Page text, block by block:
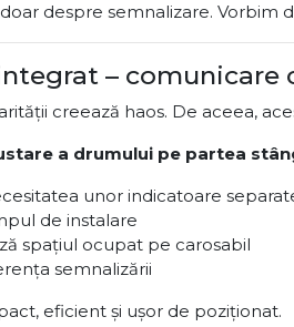
despre semnalizare. Vorbim
– comunicare
creează haos. De aceea,
a drumului pe partea
unor indicatoare
de instalare
spațiul ocupat pe carosabil
semnalizării
eficient și ușor de poziționat.